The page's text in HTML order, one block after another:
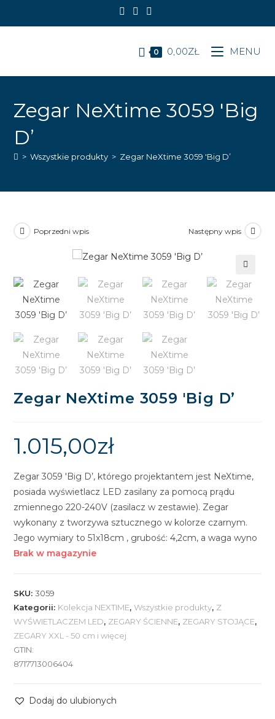
0 0,00ZŁ MENU
Zegar NeXtime 3059 'Big
D’
> Wszystkie produkty > Zegar NeXtime 3059 'Big D’
Poprzedni wpis Następny wpis
🔍
Zegar NeXtime 3059 'Big D’
1.015,00zł
Zegar 3059 'Big D’, którego projektantem jest NeXtime,
posiada wyświetlacz LED zasilany za pomocą prądu
zmiennego 220-240V (zasilacz w zestawie). Zegar
wykonany z tworzywa sztucznego w kolorze czarnym.
Jego wymiary to 51x18cm , grubość: 4,2cm, a waga wyno
Brak w magazynie
SKU:3059
Kategorii: Kolekcja NEXTIME,Wszystkie produkty, Z
WYŚWIETLACZEM LED, ZEGARY ŚCIENNE, ZEGARY STOJĄCE,
ZEGARY XXL - 50 cm i więcej
GTIN:
8717713006404
Dodaj do ulubionych